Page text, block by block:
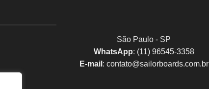
São Paulo - SP
WhatsApp: (11) 96545-3358
E-mail : contato@sailorboards.com.br